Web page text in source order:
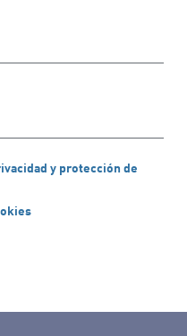
y protección de